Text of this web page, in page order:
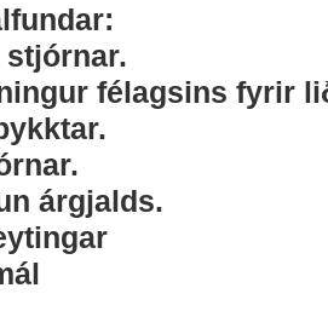
félagsins fyrir
árgjalds.